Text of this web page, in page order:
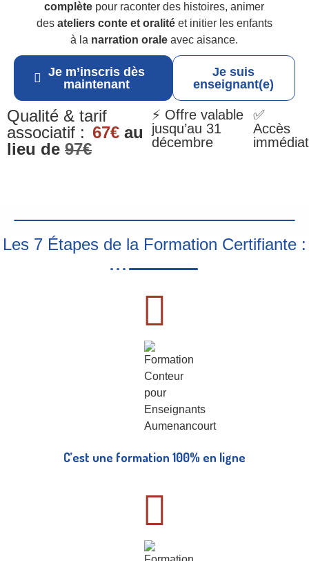
complète pour raconter des histoires, animer
des ateliers conte et oralitéet initier les enfants
à la narration orale avec aisance.
Je m’inscris dès
maintenant
Je suis
enseignant(e)
Qualité & tarif
associatif : 67€ au
lieu de 97€
⚡ Offre valable
jusqu’au 31
décembre
✅
Accès
immédiat
Les 7 Étapes de la Formation Certifiante :
C’est une formation 100% en ligne